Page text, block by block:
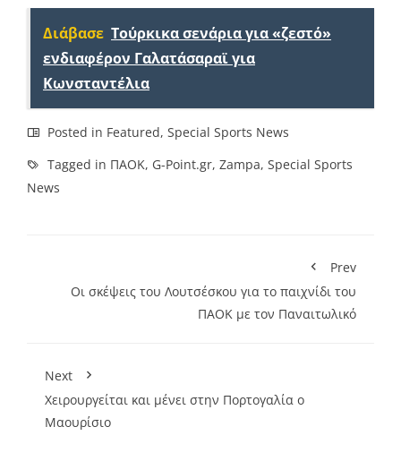
Διάβασε Τούρκικα σενάρια για «ζεστό»
ενδιαφέρον Γαλατάσαραϊ για
Κωνσταντέλια
Posted in Featured, Special Sports News
Tagged in ΠΑΟΚ, G-Point.gr, Zampa, Special Sports
News
Prev
Οι σκέψεις του Λουτσέσκου για το παιχνίδι του
ΠΑΟΚ με τον Παναιτωλικό
Next
Χειρουργείται και μένει στην Πορτογαλία ο
Μαουρίσιο